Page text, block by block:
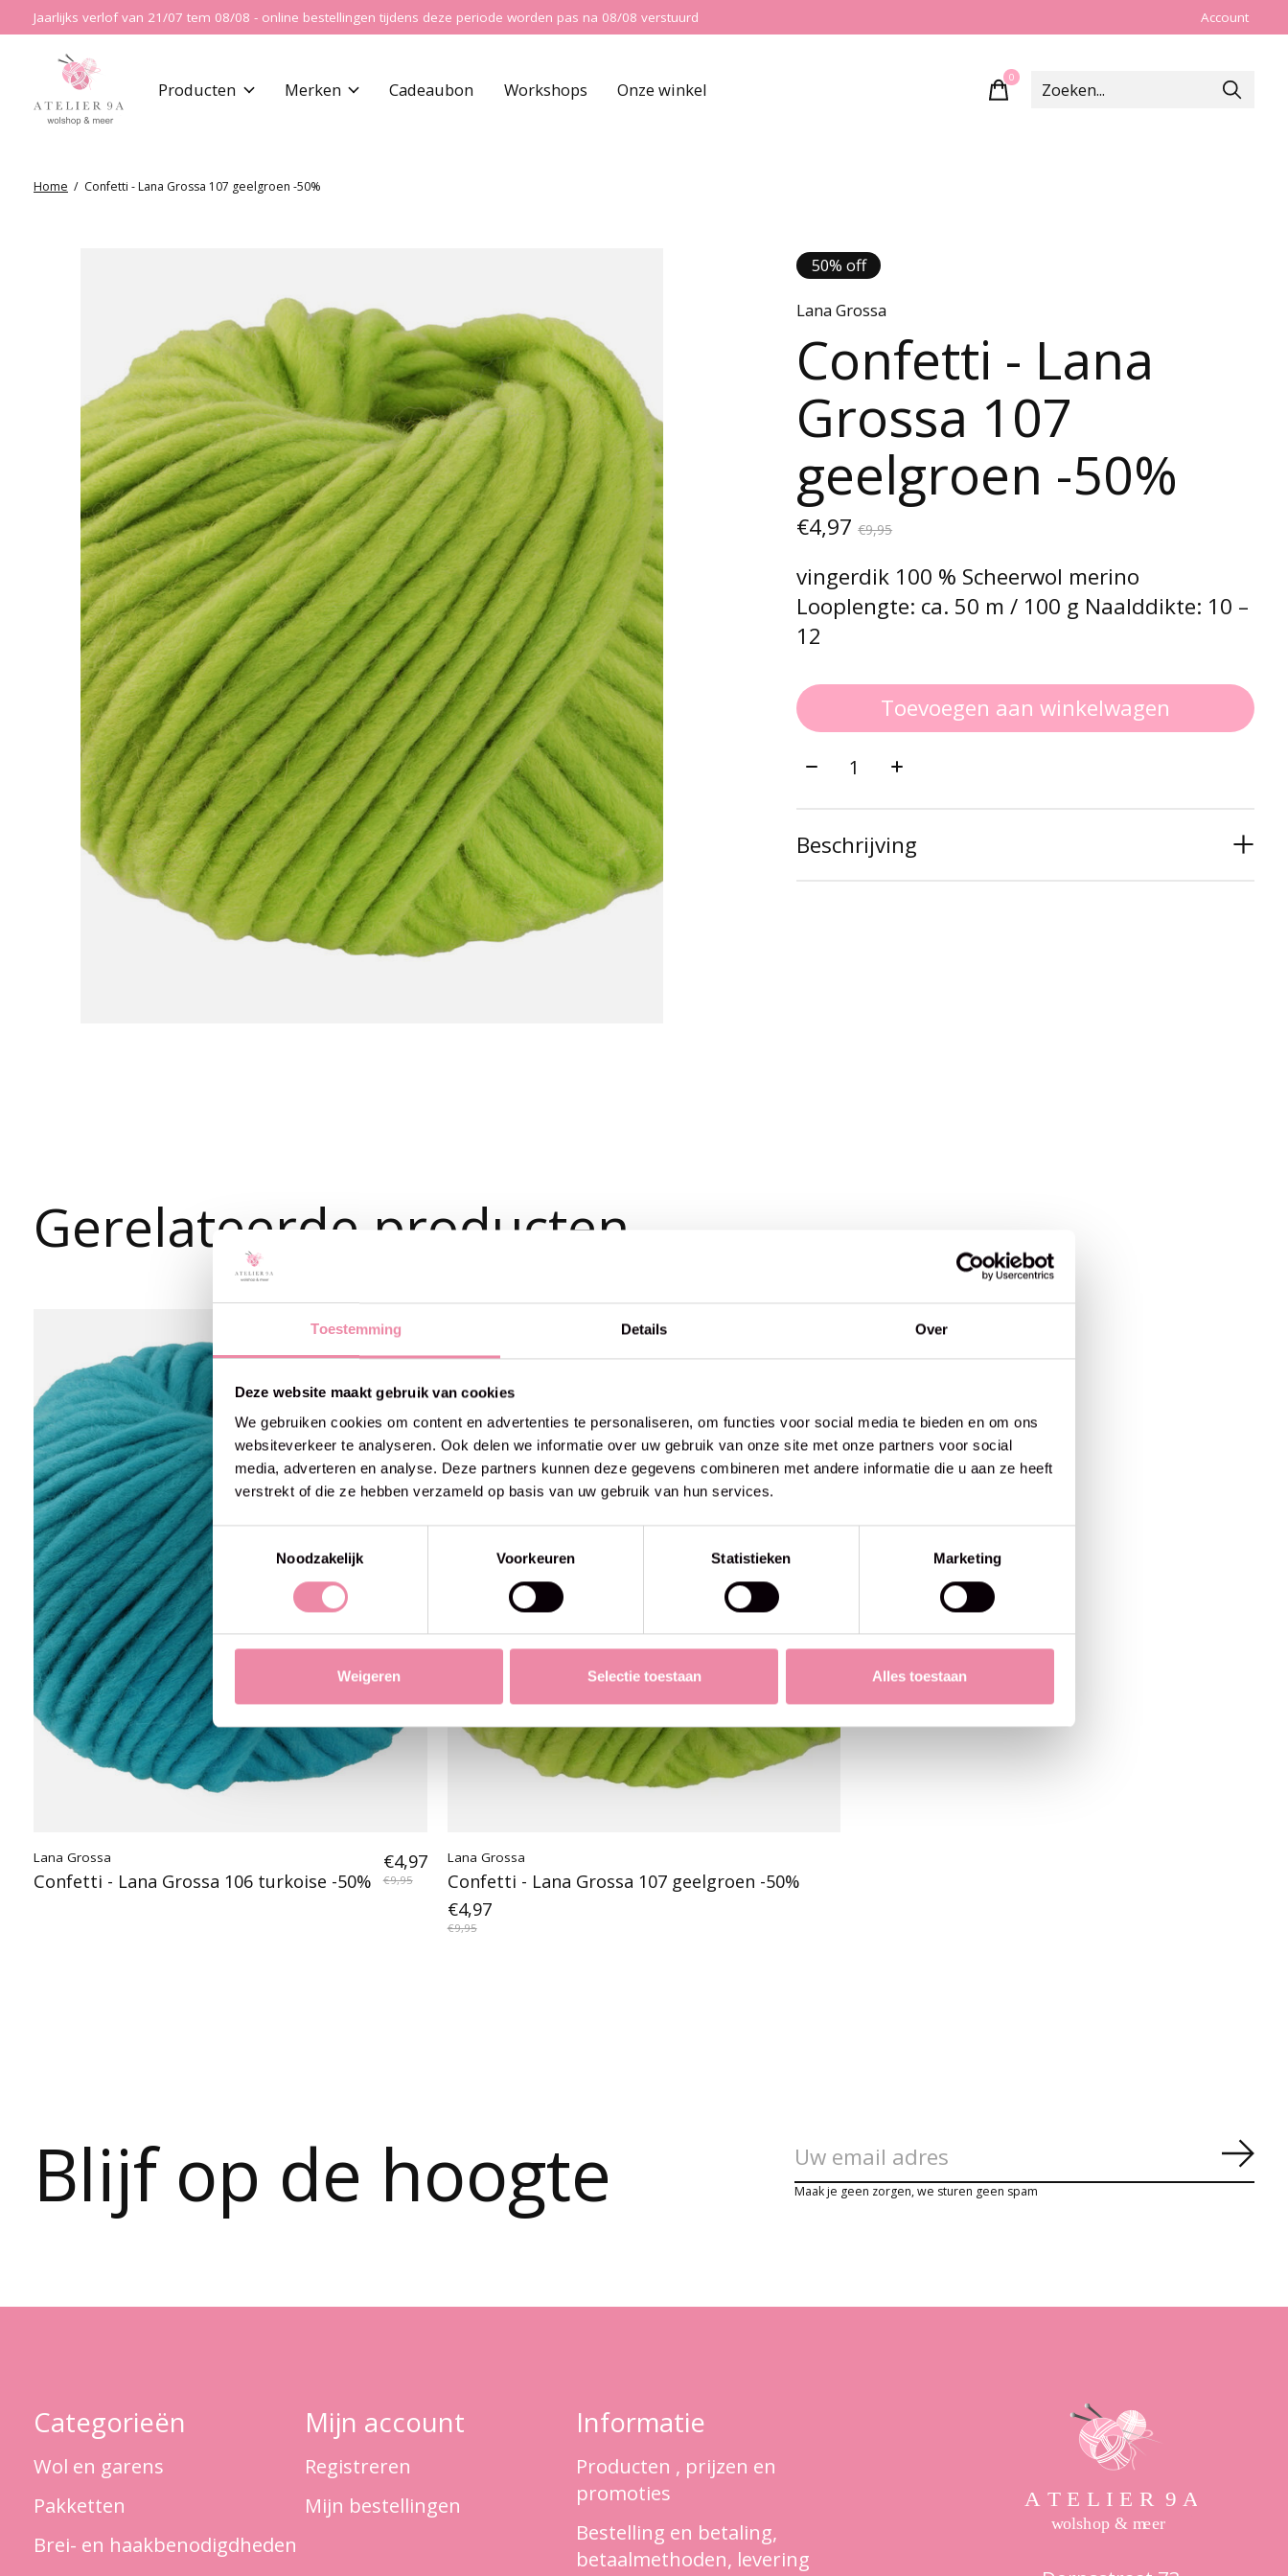
Toestemming Details Over
Deze website maakt gebruik van cookies
We gebruiken cookies om content en advertenties te personaliseren, om functies voor social media te bieden en om ons
websiteverkeer te analyseren. Ook delen we informatie over uw gebruik van onze site met onze partners voor social
media, adverteren en analyse. Deze partners kunnen deze gegevens combineren met andere informatie die u aan ze heeft
verstrekt of die ze hebben verzameld op basis van uw gebruik van hun services.
Noodzakelijk
Voorkeuren Statistieken Marketing
Weigeren Selectie toestaan Alles toestaan
Jaarlijks verlof van 21/07 tem 08/08 - online bestellingen tijdens deze periode worden pas na 08/08 verstuurd Account
Producten Merken Cadeaubon Workshops Onze winkel
0items
Home / Confetti - Lana Grossa 107 geelgroen -50%
50% off
Lana Grossa
Confetti - Lana
Grossa 107
geelgroen -50%
€4,97€9,95
vingerdik 100 % Scheerwol merino
Looplengte: ca. 50 m / 100 g Naalddikte: 10 –
12
Toevoegen aan winkelwagen
Aantal:
Beschrijving
Gerelateerde producten
50% off
Lana Grossa
Confetti - Lana Grossa 106 turkoise -50%
€4,97
€9,95
Lana Grossa
Confetti - Lana Grossa 107 geelgroen -50%
€4,97
€9,95
Blijf op de hoogte Maak je geen zorgen, we sturen geen spam
Categorieën
Wol en garens
Pakketten
Brei- en haakbenodigdheden
Mijn account
Registreren
Mijn bestellingen
Informatie
Producten , prijzen en
promoties
Bestelling en betaling,
betaalmethoden, levering